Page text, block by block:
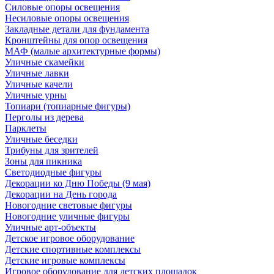
Силовые опоры освещения
Несиловые опоры освещения
Закладные детали для фундамента
Кронштейны для опор освещения
МАФ (малые архитектурные формы)
Уличные скамейки
Уличные лавки
Уличные качели
Уличные урны
Топиари (топиарные фигуры)
Перголы из дерева
Парклеты
Уличные беседки
Трибуны для зрителей
Зоны для пикника
Светодиодные фигуры
Декорации ко Дню Победы (9 мая)
Декорации на День города
Новогодние световые фигуры
Новогодние уличные фигуры
Уличные арт-объекты
Детское игровое оборудование
Детские спортивные комплексы
Детские игровые комплексы
Игровое оборудование для детских площадок